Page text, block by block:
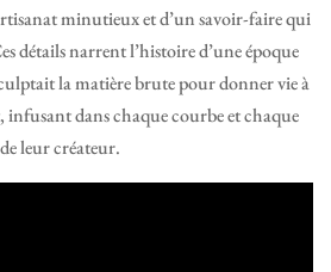
minutieux et d’un savoir-faire qui
détails narrent l’histoire d’une époque
la matière brute pour donner vie à
infusant dans chaque courbe et chaque
leur créateur.